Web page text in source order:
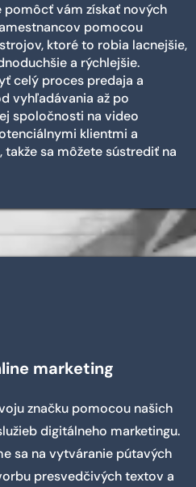
pomôcť vám získať nových
pomocou
ktoré to robia lacnejšie,
a rýchlejšie.
celý proces predaja a
vyhľadávania až po
spoločnosti na video
klientmi a
takže sa môžete sústrediť na
marketing
značku pomocou našich
digitálneho marketingu.
sa na vytváranie pútavých
presvedčivých textov a